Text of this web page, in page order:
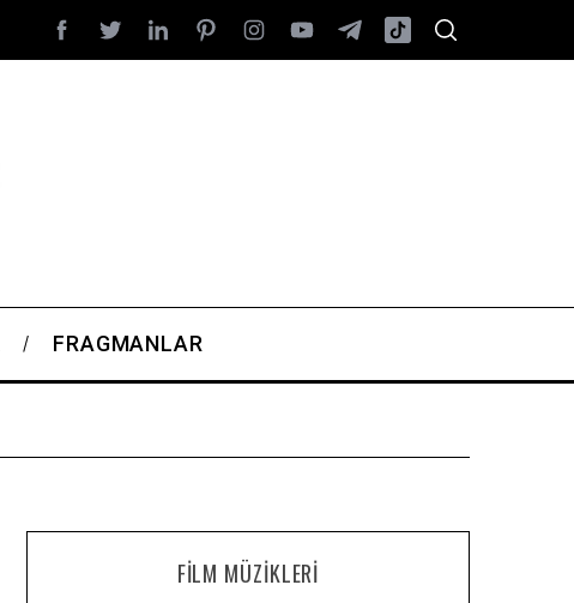
FRAGMANLAR
FILM MÜZIKLERI